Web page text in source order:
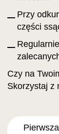
Przy
części
Czy na
Skorzystaj z